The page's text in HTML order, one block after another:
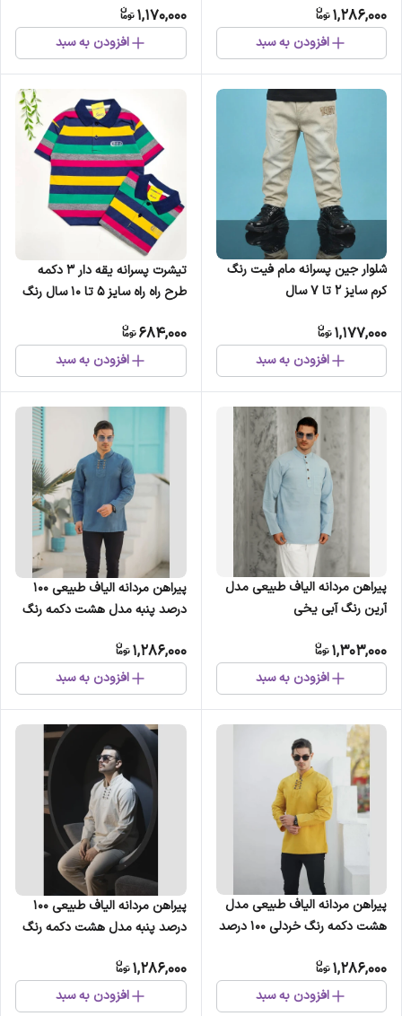
1,286,000
افزودن به سبد
1,170,000
افزودن به سبد
شلوار جین پسرانه مام فیت رنگ
کرم سایز 2 تا 7 سال
1,177,000
افزودن به سبد
تیشرت پسرانه یقه دار 3 دکمه
طرح راه راه سایز 5 تا 10 سال رنگ
684,000
افزودن به سبد
پیراهن مردانه الیاف طبیعی مدل
آرین رنگ آبی یخی
1,303,000
افزودن به سبد
پیراهن مردانه الیاف طبیعی 100
درصد پنبه مدل هشت دکمه رنگ
1,286,000
افزودن به سبد
پیراهن مردانه الیاف طبیعی مدل
هشت دکمه رنگ خردلی 100 درصد
1,286,000
افزودن به سبد
پیراهن مردانه الیاف طبیعی 100
درصد پنبه مدل هشت دکمه رنگ
1,286,000
افزودن به سبد